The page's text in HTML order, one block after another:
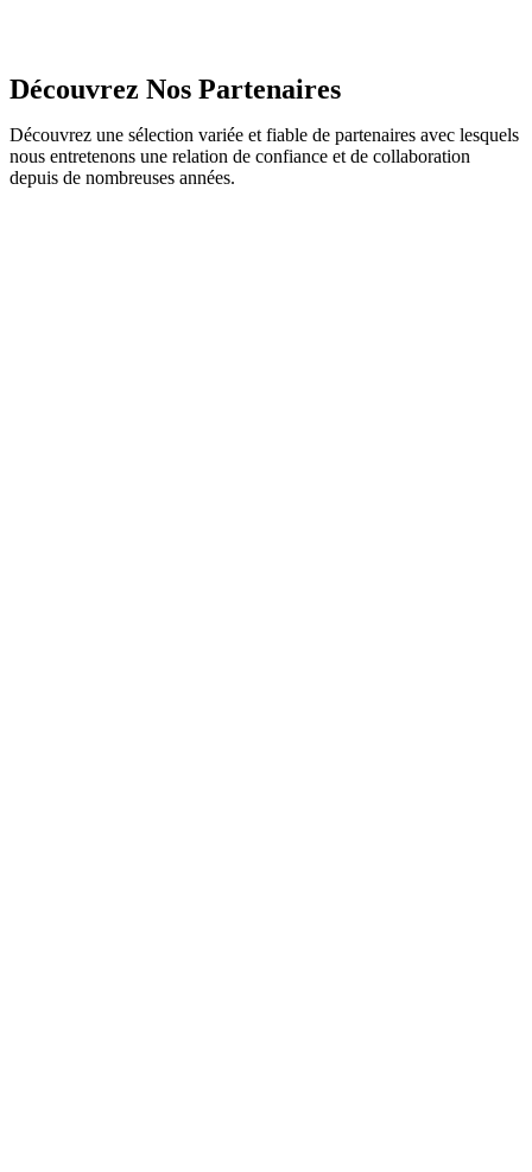
Découvrez Nos Partenaires
Découvrez une sélection variée et fiable de partenaires avec lesquels
nous entretenons une relation de confiance et de collaboration
depuis de nombreuses années.